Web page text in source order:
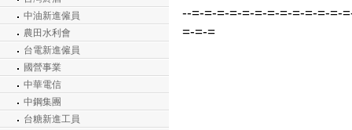
中油新進僱員
農田水利會
台電新進僱員
國營事業
中華電信
中鋼集團
台糖新進工員
--=-=-=-=-=-=-=-=-=-=-=-=-
=-=-=